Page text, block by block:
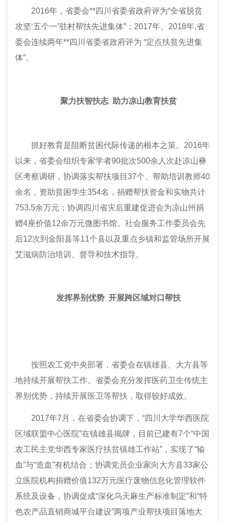
2016年，省委会**四川省委省政府评为“全省脱贫
攻坚‘五个一’驻村帮扶先进集体”；2017年、2018年,省
委会连续两年**四川省委省政府评为 “定点扶贫先进集
体”。
聚力扶智扶志 助力凉山教育扶贫
抓好教育是阻断贫困代际传递的根本之策。2016年
以来，省委会组织专家学者90批次500余人次赴凉山彝
区考察调研，协调落实帮扶项目37个、帮助培训教师40
余名，资助贫困学生354名，捐赠帮扶资金和实物共计
753.5余万元；协调四川省灾后重建促进会为凉山州捐
赠4座价值12余万元微图书馆。社会服务工作委员会先
后12次到金阳县等11个县以及重点乡镇和监管场所开展
艾滋病防治培训、督导和技术指导。
发挥界别优势 开展跨区域对口帮扶
按照农工党中央部署，省委会在镇雄县、大方县等
地持续开展帮扶工作。省委会充分发挥医药卫生传统主
界别优势，持续开展医卫等帮扶，取得较好成效。
2017年7月，在省委会协调下，“四川大学华西医院
区域联盟中心医院”在镇雄县揭牌，目前已建有7个“中国
农工民主党华西专家医疗扶贫镇雄工作站”，实现了“输
血”与“造血”有机结合；协调党员企业家向大方县33家公
立医院机构捐赠价值132万元医疗废物信息化管理软件
系统及设备，协调促成“深化乌天麻生产标准制定”和“特
色农产品直销商城平台建设”两项产业帮扶项目落地大